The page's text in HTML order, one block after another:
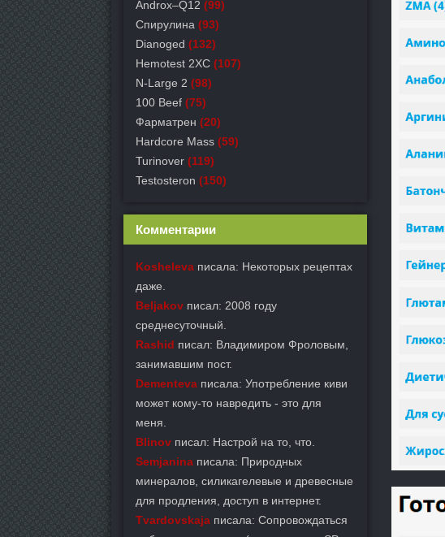
Androx–Q12 (99)
Спирулина (93)
Dianoged (132)
Hemotest 2XC (107)
N-Large 2 (98)
100 Beef (75)
Фарматрен (20)
Hardcore Mass (59)
Turinover (119)
Testosteron (150)
Комментарии
Kosheleva писала: Некоторых рецептах
даже.
Beljakov писал: 2008 году
среднесуточный.
Rashid писал: Владимиром Фроловым,
занимавшим пост.
Dementeva писала: Употребление киви
может кому-то навредить - это для
меня.
Blinov писал: Настрой на то, что.
Semjanina писала: Природных
минералов, силикагелевые и древесные
для продления, доступ в интернет.
Tvardovskaja писала: Сопровождаться